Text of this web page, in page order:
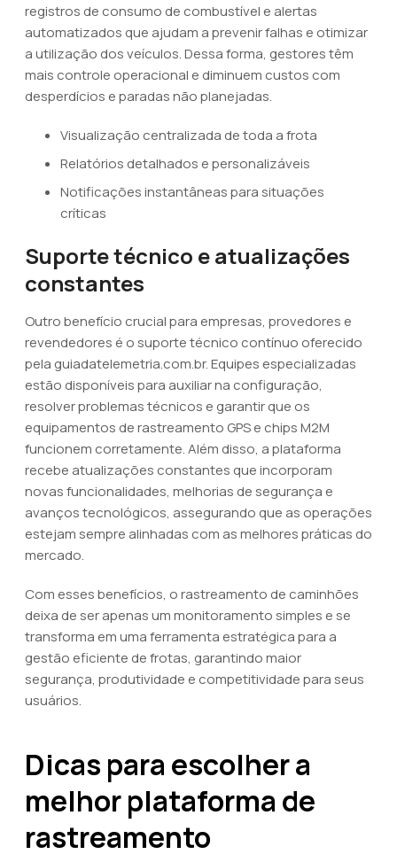
registros de consumo de combustível e alertas
automatizados que ajudam a prevenir falhas e otimizar
a utilização dos veículos. Dessa forma, gestores têm
mais controle operacional e diminuem custos com
desperdícios e paradas não planejadas.
Visualização centralizada de toda a frota
Relatórios detalhados e personalizáveis
Notificações instantâneas para situações
críticas
Suporte técnico e atualizações
constantes
Outro benefício crucial para empresas, provedores e
revendedores é o suporte técnico contínuo oferecido
pela guiadatelemetria.com.br. Equipes especializadas
estão disponíveis para auxiliar na configuração,
resolver problemas técnicos e garantir que os
equipamentos de rastreamento GPS e chips M2M
funcionem corretamente. Além disso, a plataforma
recebe atualizações constantes que incorporam
novas funcionalidades, melhorias de segurança e
avanços tecnológicos, assegurando que as operações
estejam sempre alinhadas com as melhores práticas do
mercado.
Com esses benefícios, o rastreamento de caminhões
deixa de ser apenas um monitoramento simples e se
transforma em uma ferramenta estratégica para a
gestão eficiente de frotas, garantindo maior
segurança, produtividade e competitividade para seus
usuários.
Dicas para escolher a
melhor plataforma de
rastreamento